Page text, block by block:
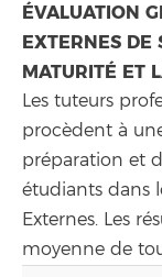
ÉVALUATION
EXTERNES DE
MATURITÉ ET
Les tuteurs
procèdent à
préparation et
étudiants dans
Externes. Les
moyenne de